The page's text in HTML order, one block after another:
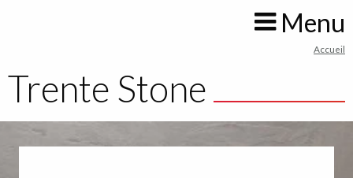
Menu
are
Accueil
Trente Stone